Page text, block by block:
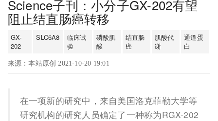
Science子刊：小分子GX-202有望
阻止结直肠癌转移
GX-
202
SLC6A8
临床试
验
磷酸肌
酸
结直肠
癌
肌酸代
谢
通道蛋
白
来源：本站原创 2021-10-20 19:01
在一项新的研究中，来自美国洛克菲勒大学等
研究机构的研究人员确定了一种称为RGX-202